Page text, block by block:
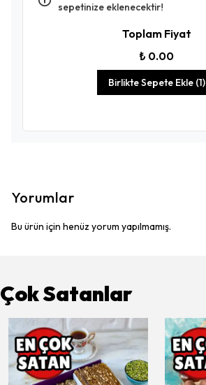
sepetinize eklenecektir!
Toplam Fiyat
₺ 0.00
Birlikte Sepete Ekle (1)
Yorumlar
Bu ürün için henüz yorum yapılmamış.
Çok Satanlar